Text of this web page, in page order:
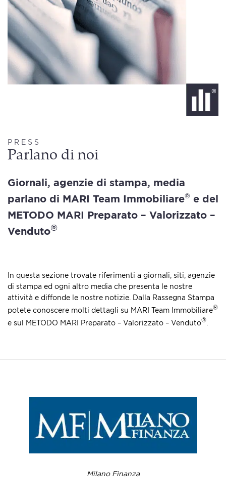
PRESS
Parlano di noi
Giornali, agenzie di stampa, media
parlano di MARI Team Immobiliare® e del
METODO MARI Preparato – Valorizzato –
Venduto®
In questa sezione trovate riferimenti a giornali, siti, agenzie
di stampa ed ogni altro media che presenta le nostre
attività e diffonde le nostre notizie. Dalla Rassegna Stampa
potete conoscere molti dettagli su MARI Team Immobiliare®
e sul METODO MARI Preparato – Valorizzato – Venduto®
Milano Finanza